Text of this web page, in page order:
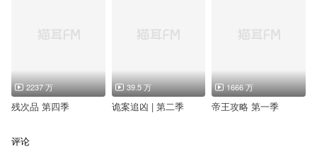
《终身使命》
原曲：上古卷轴 原声音乐《skyrim theme》电吉他SOLO版
演奏乐队：Lennartalsing
词：锦衣夜行【魔音帝国】
演唱：小粽子【翼之声】
沙土扬 热浪狂 弹片撕绞夜的疆场
2237 万
残次品 第四季
39.5 万
诡案追凶 | 第二季
1666 万
帝王攻略 第一季
评论